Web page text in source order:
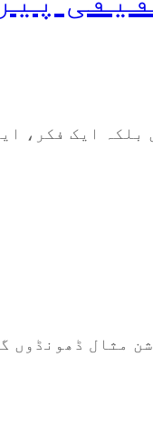
ایک فکر،
مثال ڈھونڈوں